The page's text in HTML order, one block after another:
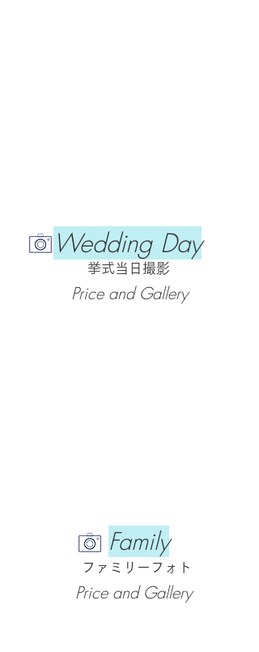
Wedding Day
​挙式当日撮影
Price and Gallery
​Family
​ファミリーフォト
Price and Gallery